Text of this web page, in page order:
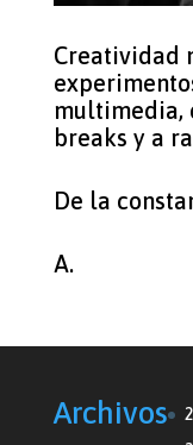
Creatividad
multimedia,
breaks y a
De la
A.
Archivos